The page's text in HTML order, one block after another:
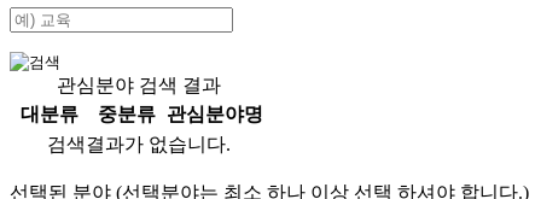
관심분야 검색 결과
대분류
중분류
관심분야명
검색결과가 없습니다.
선택된 분야 (선택분야는 최소 하나 이상 선택 하셔야 합니다.)